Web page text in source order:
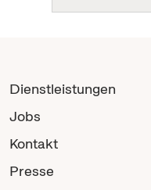
Dienstleistungen
Jobs
Kontakt
Presse